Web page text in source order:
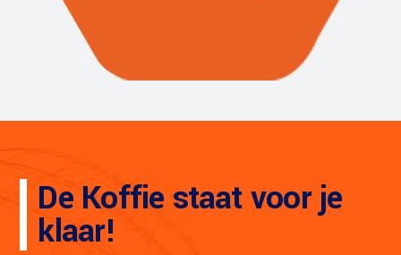
De Koffie staat voor je
klaar!